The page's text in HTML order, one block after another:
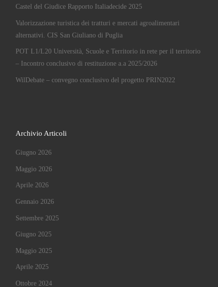
Castel del Giudice Rapporto Italiadecide 2025
Valorizzazione turistica dei tratturi e mercati agroalimentari
alternativi. CIS San Giuliano di Puglia
POT L1/L20 Università, Scuole e Territorio in rete per il territorio
– Incontro conclusivo di restituzione a.a 2025/2026
WilDebate – convegno conclusivo del progetto PRIN2022
Archivio Articoli
Giugno 2026
Maggio 2026
Aprile 2026
Gennaio 2026
Settembre 2025
Giugno 2025
Maggio 2025
Aprile 2025
Ottobre 2024